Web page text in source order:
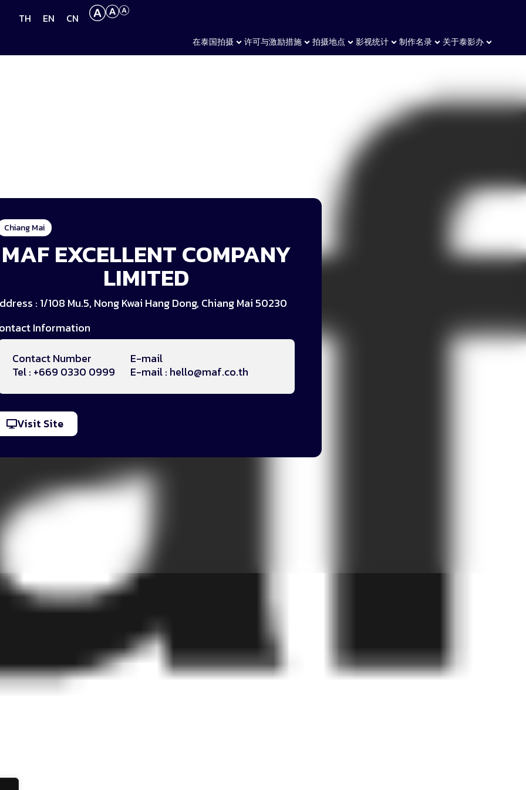
TH EN CN
在泰国拍摄 许可与激励措施 拍摄地点 影视统计 制作名录 关于泰影办
Chiang Mai
MAF EXCELLENT COMPANY
LIMITED
: 1/108 Mu.5, Nong Kwai Hang Dong, Chiang Mai 50230
Information
Contact Number
Tel : +669 0330 0999
E-mail
E-mail : hello@maf.co.th
Visit Site